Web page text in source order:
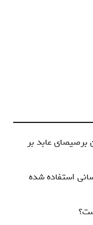
برصیصای عابد بر
استفاده شده